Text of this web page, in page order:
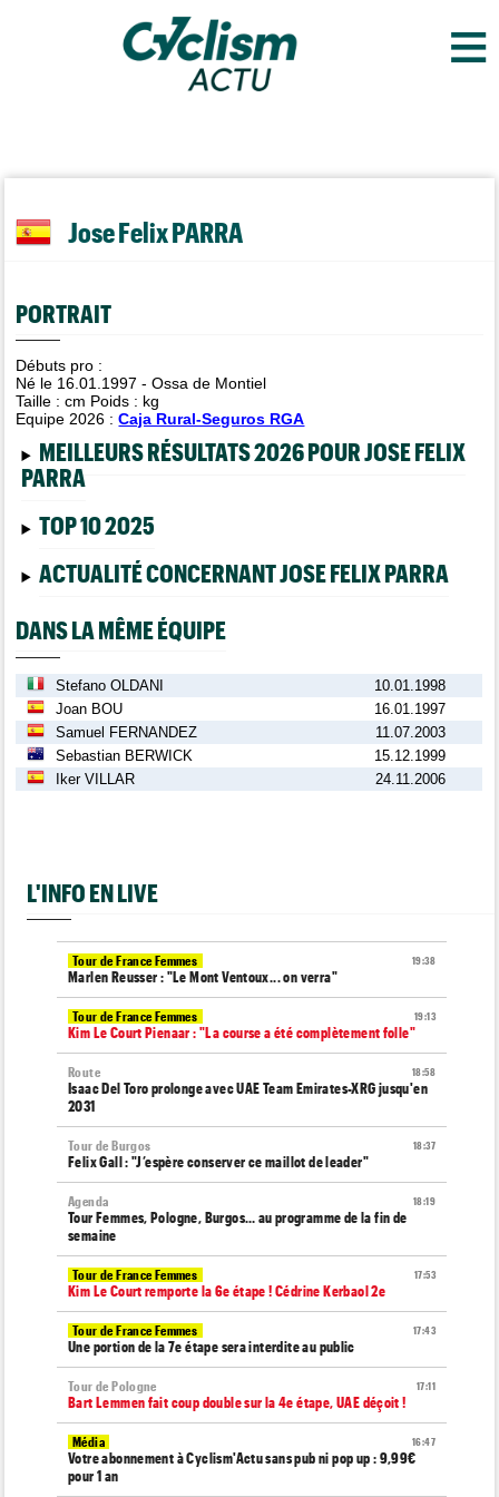
≡
Jose Felix PARRA
PORTRAIT
Débuts pro :
Né le 16.01.1997 - Ossa de Montiel
Taille :cm Poids : kg
Equipe 2026 :Caja Rural-Seguros RGA
MEILLEURS RÉSULTATS 2026 POUR JOSE FELIX
PARRA
TOP 10 2025
ACTUALITÉ CONCERNANT JOSE FELIX PARRA
DANS LA MÊME ÉQUIPE
Stefano OLDANI
10.01.1998
Joan BOU
16.01.1997
Samuel FERNANDEZ
11.07.2003
Sebastian BERWICK
15.12.1999
Iker VILLAR
24.11.2006
L'INFO EN LIVE
19:38
Tour de France Femmes
Marlen Reusser : "Le Mont Ventoux... on verra"
19:13
Tour de France Femmes
Kim Le Court Pienaar : "La course a été complètement folle"
18:58
Route
Isaac Del Toro prolonge avec UAE Team Emirates-XRG jusqu'en
2031
18:37
Tour de Burgos
Felix Gall : "J’espère conserver ce maillot de leader"
18:19
Agenda
Tour Femmes, Pologne, Burgos… au programme de la fin de
semaine
17:53
Tour de France Femmes
Kim Le Court remporte la 6e étape ! Cédrine Kerbaol 2e
17:43
Tour de France Femmes
Une portion de la 7e étape sera interdite au public
17:11
Tour de Pologne
Bart Lemmen fait coup double sur la 4e étape, UAE déçoit !
16:47
Média
Votre abonnement à Cyclism'Actu sans pub ni pop up : 9,99€
pour 1 an